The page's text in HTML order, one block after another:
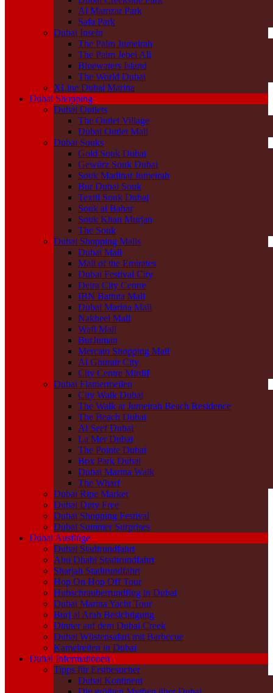
Al Mamzar Park
Safa Park
Dubai Inseln
The Palm Jumeirah
The Palm Jebel Ali
Bluewaters Island
The World Dubai
XLine Dubai Marina
Dubai Shopping
Dubai Outlets
The Outlet Village
Dubai Outlet Mall
Dubai Souks
Gold Souk Dubai
Gewürz Souk Dubai
Souk Madinat Jumeirah
Bur Dubai Souk
Textil Souk Dubai
Souk al Bahar
Souk Khan Murjan
The Souk
Dubai Shopping Malls
Dubai Mall
Mall of the Emirates
Dubai Festival City
Deira City Centre
IBN Battuta Mall
Dubai Marina Mall
Nakheel Mall
Wafi Mall
BurJuman
Mercato Shopping Mall
Al Ghurair City
City Centre Mirdif
Dubai Flaniermeilen
City Walk Dubai
The Walk at Jumeirah Beach Residence
The Beach Dubai
Al Seef Dubai
La Mer Dubai
The Pointe Dubai
Box Park Dubai
Dubai Marina Walk
The Wharf
Dubai Ripe Market
Dubai Duty Free
Dubai Shopping Festival
Dubai Summer Surprises
Dubai Ausflüge
Dubai Stadtrundfahrt
Abu Dhabi Stadtrundfahrt
Sharjah Stadtrundfahrt
Hop On Hop Off Tour
Hubschrauberrundflug in Dubai
Dubai Marina Yacht Tour
Burj al Arab Besichtigung
Dinner auf dem Dubai Creek
Dubai Wüstensafari mit Barbecue
Kamelreiten in Dubai
Dubai Informationen
Tipps für Erstbesucher
Dubai Kontinent